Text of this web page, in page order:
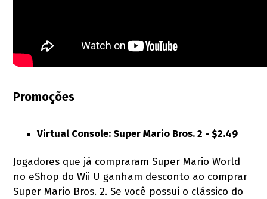
Promoções
Virtual Console: Super Mario Bros. 2 - $2.49
Jogadores que já compraram Super Mario World
no eShop do Wii U ganham desconto ao comprar
Super Mario Bros. 2. Se você possui o clássico do